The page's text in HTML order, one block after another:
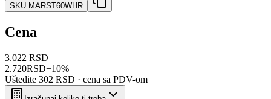
SKU MARST60WHR
Cena
3.022 RSD
2.720RSD−10%
Uštedite 302 RSD · cena sa PDV-om